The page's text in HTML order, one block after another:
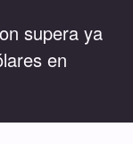
supera ya
en